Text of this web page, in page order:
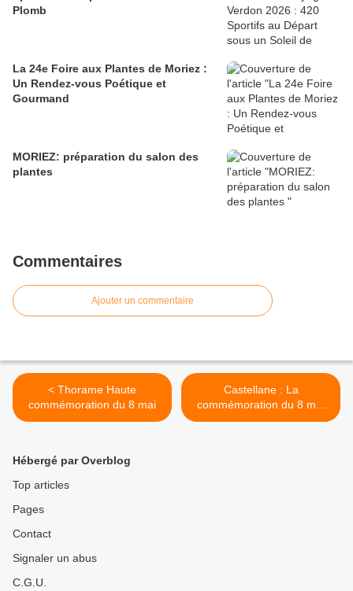
Plomb
La 24e Foire aux Plantes de Moriez :
Un Rendez-vous Poétique et
Gourmand
MORIEZ: préparation du salon des
plantes
Commentaires
Ajouter un commentaire
< Thorame Haute
commémoration du 8 mai
Castellane : La
commémoration du 8 mai
1945 >
Hébergé par Overblog
Top articles
Pages
Contact
Signaler un abus
C.G.U.